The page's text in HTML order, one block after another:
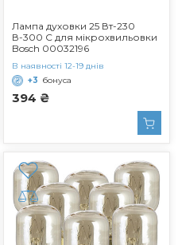
Лампа духовки 25 Вт-230
В-300 C для мікрохвильовки
Bosch 00032196
394 ₴
В наявності 12-19 днів
+3 бонуса